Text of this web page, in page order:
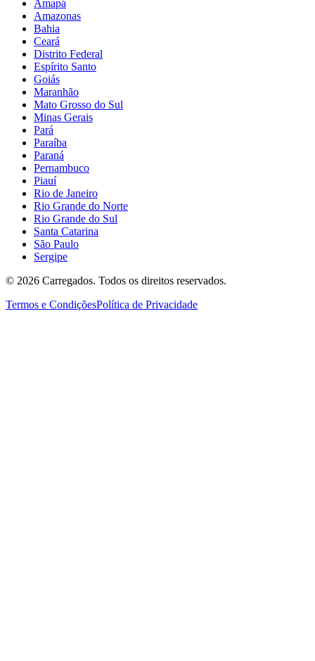
Amapá
Amazonas
Bahia
Ceará
Distrito Federal
Espírito Santo
Goiás
Maranhão
Mato Grosso do Sul
Minas Gerais
Pará
Paraíba
Paraná
Pernambuco
Piauí
Rio de Janeiro
Rio Grande do Norte
Rio Grande do Sul
Santa Catarina
São Paulo
Sergipe
© 2026 Carregados. Todos os direitos reservados.
Termos e CondiçõesPolítica de Privacidade